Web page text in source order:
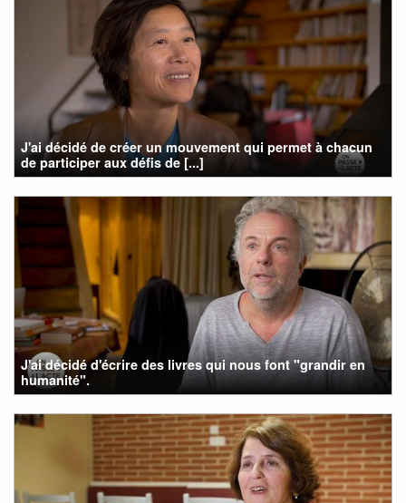
J'ai décidé de créer un mouvement qui permet à chacun
de participer aux défis de [...]
J'ai décidé d'écrire des livres qui nous font "grandir en
humanité".